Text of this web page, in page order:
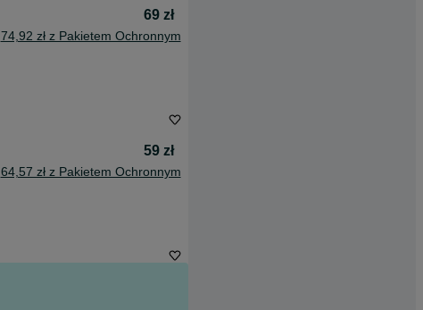
69 zł
74,92 zł z Pakietem Ochronnym
59 zł
64,57 zł z Pakietem Ochronnym